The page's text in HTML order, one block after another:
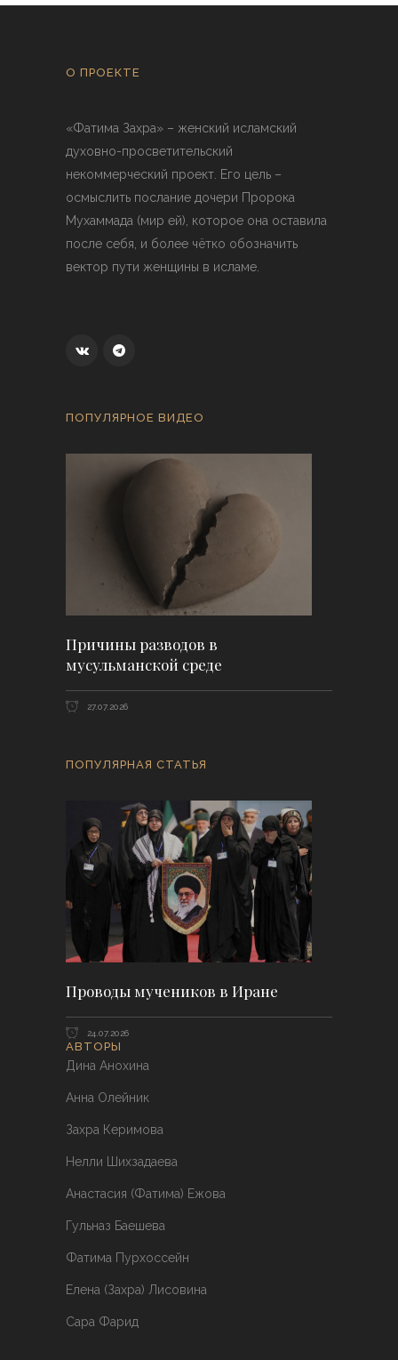
О ПРОЕКТЕ
«Фатима Захра» – женский исламский
духовно-просветительский
некоммерческий проект. Его цель –
осмыслить послание дочери Пророка
Мухаммада (мир ей), которое она оставила
после себя, и более чётко обозначить
вектор пути женщины в исламе.
ПОПУЛЯРНОЕ ВИДЕО
Причины разводов в
мусульманской среде
27.07.2026
ПОПУЛЯРНАЯ СТАТЬЯ
Проводы мучеников в Иране
24.07.2026
АВТОРЫ
Дина Анохина
Анна Олейник
Захра Керимова
Нелли Шихзадаева
Анастасия (Фатима) Ежова
Гульназ Баешева
Фатима Пурхоссейн
Елена (Захра) Лисовина
Сара Фарид